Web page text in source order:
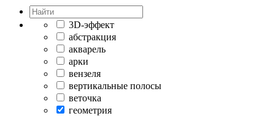
3D-эффект
абстракция
акварель
арки
вензеля
вертикальные полосы
веточка
геометрия